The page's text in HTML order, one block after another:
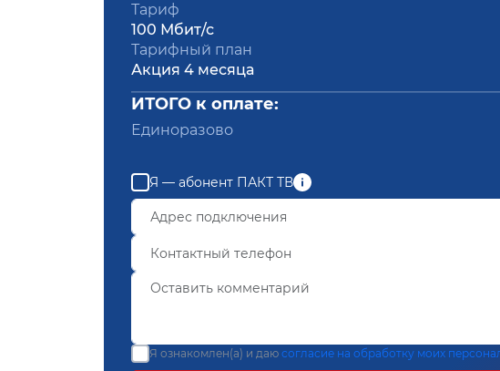
Тариф
100 Мбит/с
Тарифный план
Акция 4 месяца
ИТОГО к оплате:
Единоразово
Я — абонент ПАКТ ТВ
Я ознакомлен(а) и даю согласие на обработку моих